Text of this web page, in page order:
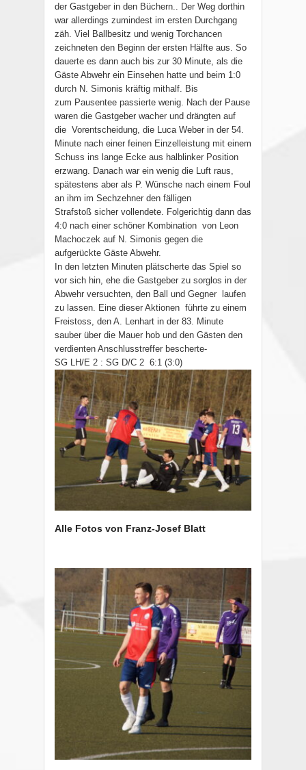
der Gastgeber in den Büchern.. Der Weg dorthin
war allerdings zumindest im ersten Durchgang
zäh. Viel Ballbesitz und wenig Torchancen
zeichneten den Beginn der ersten Hälfte aus. So
dauerte es dann auch bis zur 30 Minute, als die
Gäste Abwehr ein Einsehen hatte und beim 1:0
durch N. Simonis kräftig mithalf. Bis
zum Pausentee passierte wenig. Nach der Pause
waren die Gastgeber wacher und drängten auf
die Vorentscheidung, die Luca Weber in der 54.
Minute nach einer feinen Einzelleistung mit einem
Schuss ins lange Ecke aus halblinker Position
erzwang. Danach war ein wenig die Luft raus,
spätestens aber als P. Wünsche nach einem Foul
an ihm im Sechzehner den fälligen
Strafstoß sicher vollendete. Folgerichtig dann das
4:0 nach einer schöner Kombination von Leon
Machoczek auf N. Simonis gegen die
aufgerückte Gäste Abwehr.
In den letzten Minuten plätscherte das Spiel so
vor sich hin, ehe die Gastgeber zu sorglos in der
Abwehr versuchten, den Ball und Gegner laufen
zu lassen. Eine dieser Aktionen führte zu einem
Freistoss, den A. Lenhart in der 83. Minute
sauber über die Mauer hob und den Gästen den
verdienten Anschlusstreffer bescherte-
SG LH/E 2 : SG D/C 2 6:1 (3:0)
Alle Fotos von Franz-Josef Blatt